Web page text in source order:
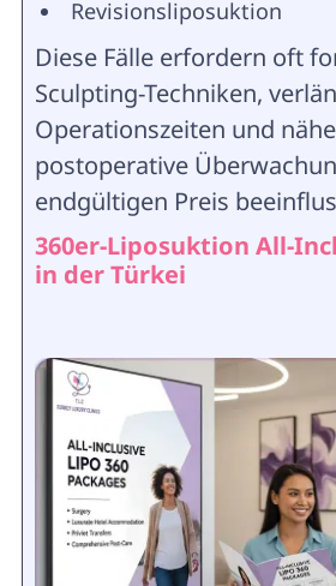
Revisionsliposuktion
Diese Fälle erfordern oft
Sculpting-Techniken,
Operationszeiten und
postoperative
endgültigen Preis
360er-Liposuktion All-
in der Türkei